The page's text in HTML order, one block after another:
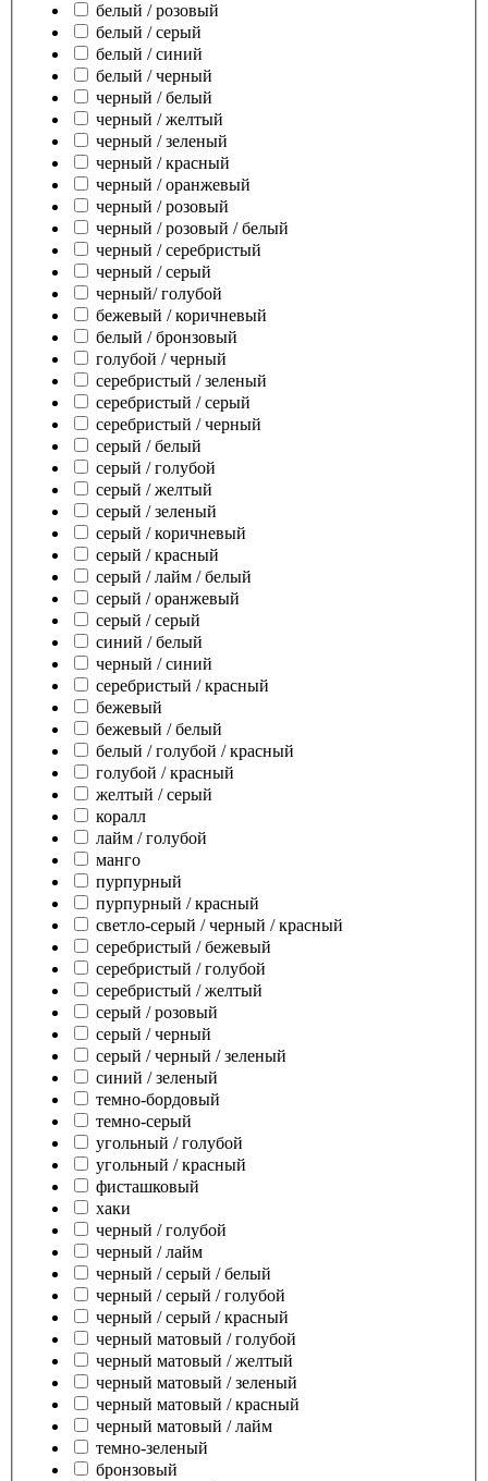
белый / розовый
белый / серый
белый / синий
белый / черный
черный / белый
черный / желтый
черный / зеленый
черный / красный
черный / оранжевый
черный / розовый
черный / розовый / белый
черный / серебристый
черный / серый
черный/ голубой
бежевый / коричневый
белый / бронзовый
голубой / черный
серебристый / зеленый
серебристый / серый
серебристый / черный
серый / белый
серый / голубой
серый / желтый
серый / зеленый
серый / коричневый
серый / красный
серый / лайм / белый
серый / оранжевый
серый / серый
синий / белый
черный / синий
серебристый / красный
бежевый
бежевый / белый
белый / голубой / красный
голубой / красный
желтый / серый
коралл
лайм / голубой
манго
пурпурный
пурпурный / красный
светло-серый / черный / красный
серебристый / бежевый
серебристый / голубой
серебристый / желтый
серый / розовый
серый / черный
серый / черный / зеленый
синий / зеленый
темно-бордовый
темно-серый
угольный / голубой
угольный / красный
фисташковый
хаки
черный / голубой
черный / лайм
черный / серый / белый
черный / серый / голубой
черный / серый / красный
черный матовый / голубой
черный матовый / желтый
черный матовый / зеленый
черный матовый / красный
черный матовый / лайм
темно-зеленый
бронзовый